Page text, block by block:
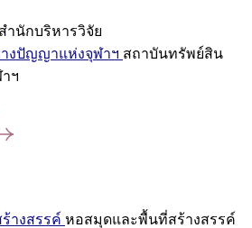
สำนักบริหารวิจัย
งปัญญาแห่งจุฬาฯ สถาบันทรัพย์สิน
ฯ
างสรรค์ หอสมุดและพื้นที่สร้างสรรค์